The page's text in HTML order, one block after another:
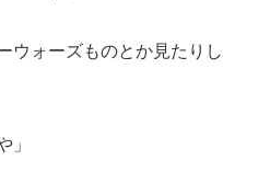
ウォーズものとか見たりし
」